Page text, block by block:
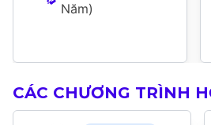
Năm)
CÁC CHƯƠNG TRÌNH